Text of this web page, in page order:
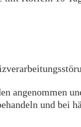
angenommen
und bei